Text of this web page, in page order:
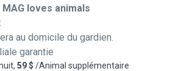
loves animals
au domicile du gardien.
garantie
59 $ /Animal supplémentaire